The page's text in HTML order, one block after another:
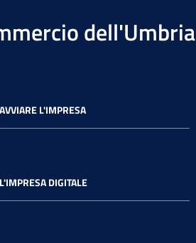
dell'Umbria
AVVIARE L'IMPRESA
L'IMPRESA DIGITALE